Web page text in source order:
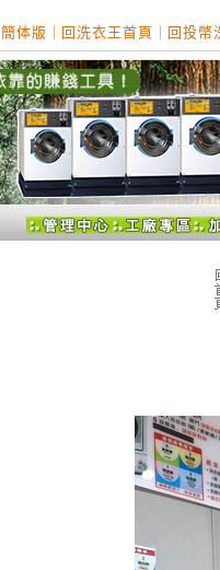
簡体版 回洗衣王首頁 回投幣